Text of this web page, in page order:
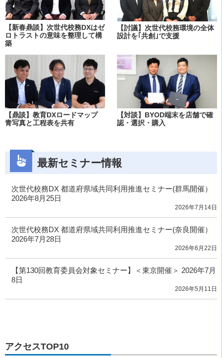
【新春鼎談】次世代校務DXはゼ
ロトラストの意味を整理して構
築
【討議】次世代校務環境の全体
設計を｢共創｣で支援
【鼎談】教育DXロードマップ
青写真と工程表を共有
【対談】BYOD端末を店舗で確
認・選択・購入
最新セミナー情報
次世代校務DX 都道府県域共同利用推進セミナー(群馬開催）
2026年8月25日
2026年7月14日
次世代校務DX 都道府県域共同利用推進セミナー(奈良開催）
2026年7月28日
2026年6月22日
【第130回教育委員会対象セミナー】＜東京開催＞ 2026年7月
8日
2026年5月11日
アクセスTOP10